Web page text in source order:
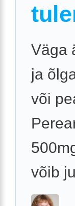
Väga
ja
või
võib